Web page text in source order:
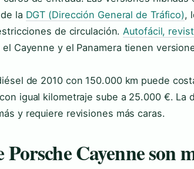
la DGT (Dirección General de Tráfico),
de circulación.Autofácil,
Cayenne y el Panamera tienen
de 2010 con 150.000 km puede
igual kilometraje sube a 25.000 €. La
y requiere revisiones más caras.
Porsche Cayenne son